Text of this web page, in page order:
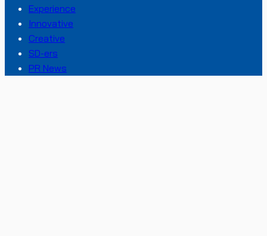
Experience
Innovative
Creative
SD-ers
PR News